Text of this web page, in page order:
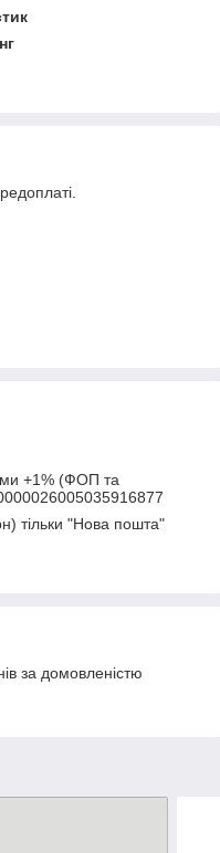
+1% (ФОП та
тільки "Нова пошта"
за домовленістю